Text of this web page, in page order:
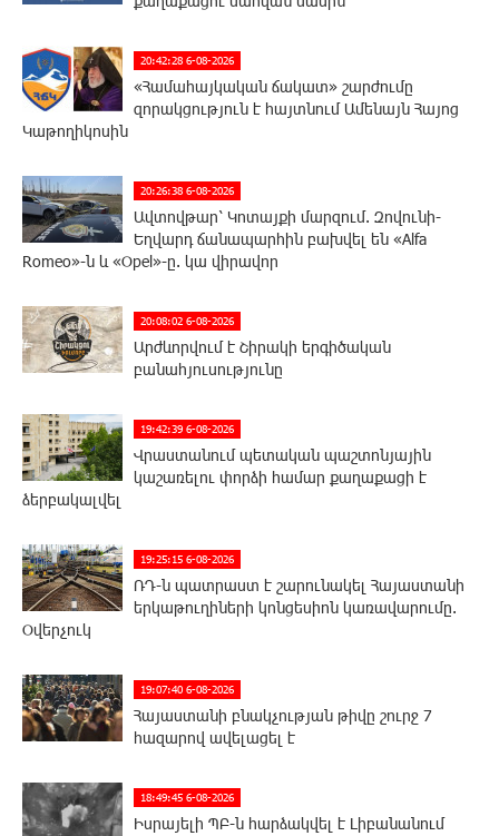
20:42:28 6-08-2026
«Համահայկական ճակատ» շարժումը
զորակցություն է հայտնում Ամենայն Հայոց
Կաթողիկոսին
20:26:38 6-08-2026
Ավտովթար՝ Կոտայքի մարզում. Զովունի-
Եղվարդ ճանապարհին բախվել են «Alfa
Romeo»-ն և «Opel»-ը. կա վիրավոր
20:08:02 6-08-2026
Արժևորվում է Շիրակի երգիծական
բանահյուսությունը
19:42:39 6-08-2026
Վրաստանում պետական ​​պաշտոնյային
կաշառելու փորձի համար քաղաքացի է
ձերբակալվել
19:25:15 6-08-2026
ՌԴ-ն պատրաստ է շարունակել Հայաստանի
երկաթուղիների կոնցեսիոն կառավարումը.
Օվերչուկ
19:07:40 6-08-2026
Հայաստանի բնակչության թիվը շուրջ 7
հազարով ավելացել է
18:49:45 6-08-2026
Իսրայելի ՊԲ-ն հարձակվել է Լիբանանում